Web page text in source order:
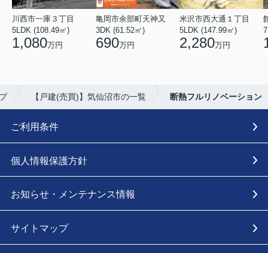
川西市一庫３丁目
5LDK (108.49㎡)
1,080万円
亀岡市余部町天神又
3DK (61.52㎡)
690万円
米沢市西大通１丁目
5LDK (147.99㎡)
2,280万円
【戸建(売買)】気仙沼市の一覧 断熱フルリノベーション
ご利用条件
個人情報保護方針
お知らせ・メンテナンス情報
サイトマップ